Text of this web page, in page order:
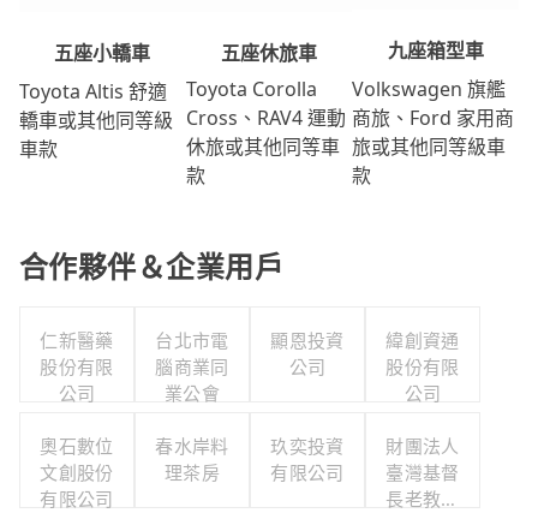
五座小轎車
Toyota Altis 舒適
轎車或其他同等級
車款
五座休旅車
Toyota Corolla
Cross、RAV4 運動
休旅或其他同等車
款
九座箱型車
Volkswagen 旗艦
商旅、Ford 家用商
旅或其他同等級車
款
合作夥伴＆企業用戶
仁新醫藥
股份有限
公司
台北市電
腦商業同
業公會
顯恩投資
公司
緯創資通
股份有限
公司
奧石數位
文創股份
有限公司
春水岸料
理茶房
玖奕投資
有限公司
財團法人
臺灣基督
長老教會